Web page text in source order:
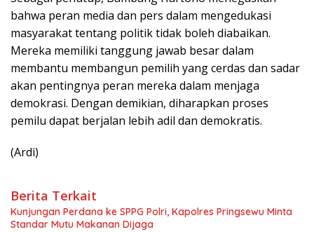
bahwa peran media dan pers dalam mengedukasi
masyarakat tentang politik tidak boleh diabaikan.
Mereka memiliki tanggung jawab besar dalam
membantu membangun pemilih yang cerdas dan sadar
akan pentingnya peran mereka dalam menjaga
demokrasi. Dengan demikian, diharapkan proses
pemilu dapat berjalan lebih adil dan demokratis.
(Ardi)
Berita Terkait
Kunjungan Perdana ke SPPG Polri, Kapolres Pringsewu Minta
Standar Mutu Makanan Dijaga